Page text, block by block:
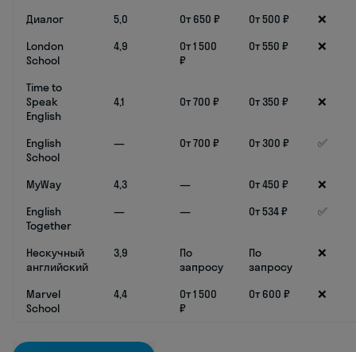
Диалог
5,0 От 650 ₽ От 500 ₽
❌
London
School
4,9
От 1 500
₽
От 550 ₽ ❌
Time to
Speak
English
4,1 От 700 ₽ От 350 ₽ ❌
English
School
— От 700 ₽ От 300 ₽ ✅
MyWay 4,3 — От 450 ₽
❌
English
Together
— — От 534 ₽ ✅
Нескучный
английский
3,9
По
запросу
По
запросу
❌
Marvel
School
4,4
От 1 500
₽
От 600 ₽ ❌